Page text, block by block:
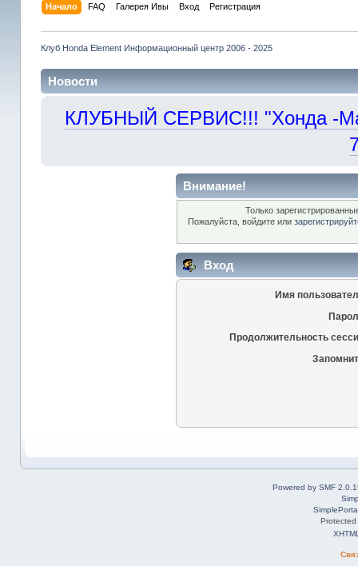
Начало FAQ Галерея Ивы Вход Регистрация
Клуб Honda Element Информационный центр 2006 - 2025
Новости
КЛУБНЫЙ СЕРВИС!!! "Хонда -
Внимание!
Только
Пожалуйста, войдите или
Вход
Имя
Продолжительность
Powered by SMF